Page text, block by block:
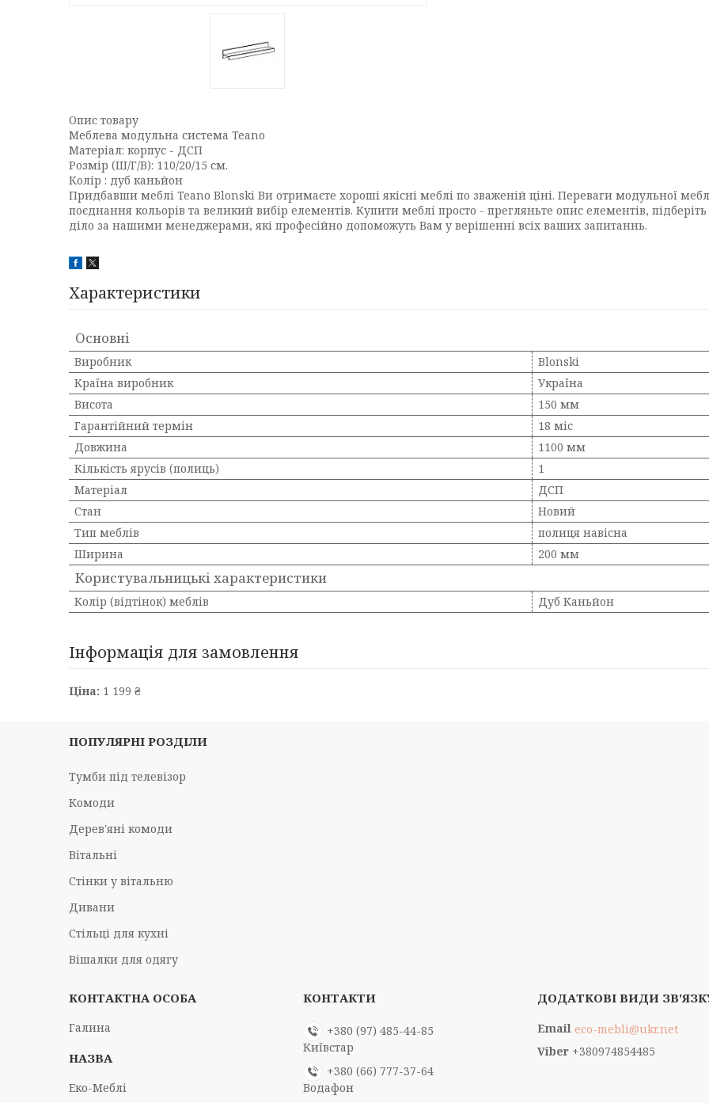
Опис товару
Меблева модульна система Teano
Матеріал: корпус - ДСП
Розмір (Ш/Г/В): 110/20/15 см.
Колір : дуб каньйон
Придбавши меблі Teano Blonski Ви отримаєте хороші якісні меблі по зваженій ціні. Переваги модульної
поєднання кольорів та великий вибір елементів. Купити меблі просто - прегляньте опис елементів,
діло за нашими менеджерами, які професійно допоможуть Вам у верішенні всіх ваших запитаннь.
Характеристики
Основні
Виробник
Blonski
Країна виробник
Україна
Висота
150 мм
Гарантійний термін
18 міс
Довжина
1100 мм
Кількість ярусів (полиць)
1
Матеріал
ДСП
Стан
Новий
Тип меблів
полиця навісна
Ширина
200 мм
Користувальницькі характеристики
Колір (відтінок) меблів Дуб Каньйон
Інформація для замовлення
Ціна: 1 199 ₴
ПОПУЛЯРНІ РОЗДІЛИ
Тумби під телевізор
Комоди
Дерев'яні комоди
Вітальні
Стінки у вітальню
Дивани
Стільці для кухні
Вішалки для одягу
Галина
Еко-Меблі
+380 (97) 485-44-85
Київстар
+380 (66) 777-37-64
Водафон
eco-mebli@ukr.net
+380974854485